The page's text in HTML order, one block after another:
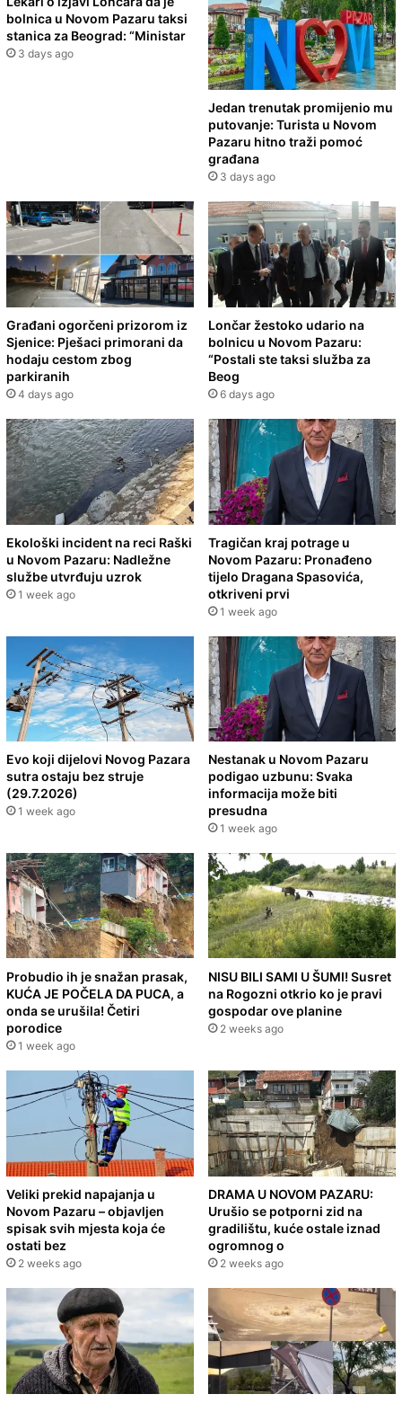
bolnica u Novom Pazaru taksi
stanica za Beograd: “Ministar
3 days ago
Jedan trenutak promijenio mu
putovanje: Turista u Novom
Pazaru hitno traži pomoć
građana
3 days ago
Građani ogorčeni prizorom iz
Sjenice: Pješaci primorani da
hodaju cestom zbog
parkiranih
4 days ago
Lončar žestoko udario na
bolnicu u Novom Pazaru:
“Postali ste taksi služba za
Beog
6 days ago
Ekološki incident na reci Raški
u Novom Pazaru: Nadležne
službe utvrđuju uzrok
1 week ago
Tragičan kraj potrage u
Novom Pazaru: Pronađeno
tijelo Dragana Spasovića,
otkriveni prvi
1 week ago
Evo koji dijelovi Novog Pazara
sutra ostaju bez struje
(29.7.2026)
1 week ago
Nestanak u Novom Pazaru
podigao uzbunu: Svaka
informacija može biti
presudna
1 week ago
Probudio ih je snažan prasak,
KUĆA JE POČELA DA PUCA, a
onda se urušila! Četiri
porodice
1 week ago
NISU BILI SAMI U ŠUMI! Susret
na Rogozni otkrio ko je pravi
gospodar ove planine
2 weeks ago
Veliki prekid napajanja u
Novom Pazaru – objavljen
spisak svih mjesta koja će
ostati bez
2 weeks ago
DRAMA U NOVOM PAZARU:
Urušio se potporni zid na
gradilištu, kuće ostale iznad
ogromnog o
2 weeks ago